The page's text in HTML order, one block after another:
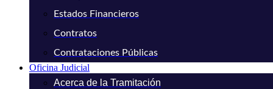
Estados Financieros
Contratos
Contrataciones Públicas
Oficina Judicial
Acerca de la Tramitación